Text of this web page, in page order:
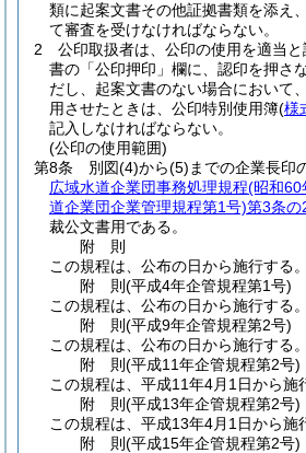
類に起案文書その他証拠書類を添え
て審査を受けなければならない。
2
公印取扱者は、公印の使用を適当
書の「公印押印」欄に、認印を押さ
だし、起案文書のない場合において
用させたときは、公印特別使用簿(様
記入しなければならない。
(公印の使用範囲)
第8条
別図(4)から(5) までの企業長印
広域水道企業団事務処理規程(昭和60
道企業団企業管理規程第1号)第3条の
裁公文書用である。
附 則
この規程は、公布の日から施行する。
附 則(平成4年企管規程第1号)
この規程は、公布の日から施行する。
附 則(平成9年企管規程第2号)
この規程は、公布の日から施行する。
附 則(平成11年企管規程第2号)
この規程は、平成11年4月1日から施
附 則(平成13年企管規程第2号)
この規程は、平成13年4月1日から施
附 則(平成15年企管規程第2号)